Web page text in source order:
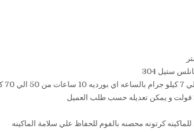
ستيل 304
كرتونه محصنه بالفوم للحفاظ علي سلامة الماكينه